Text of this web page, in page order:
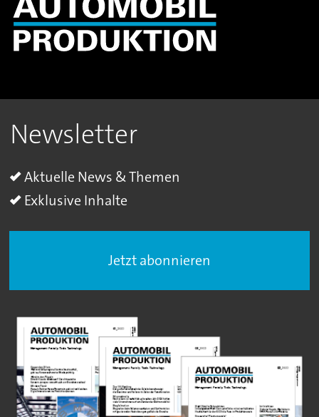
Newsletter
Aktuelle News & Themen
Exklusive Inhalte
Jetzt abonnieren